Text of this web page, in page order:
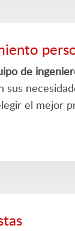
de
sus
el mejor